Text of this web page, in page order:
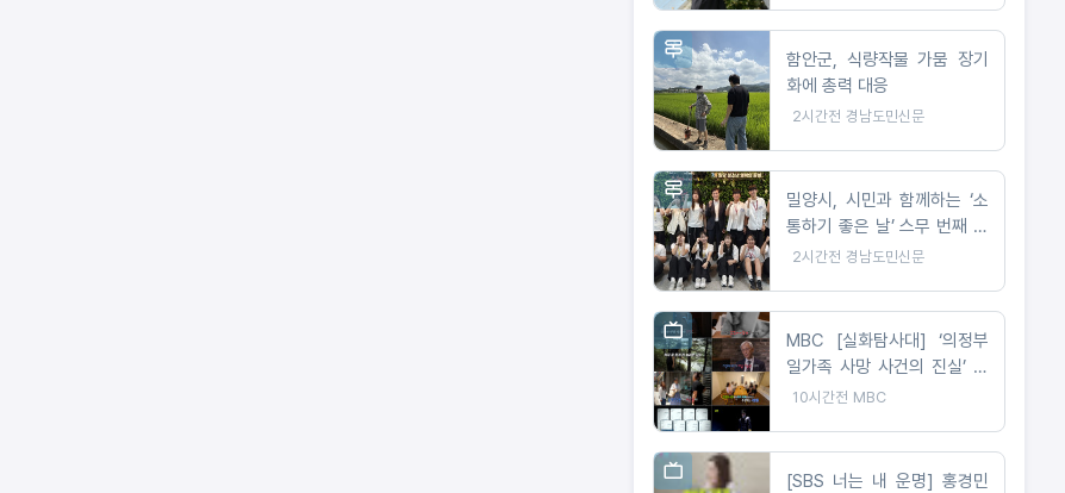
함안군, 식량작물 가뭄 장기
화에 총력 대응
2시간전 경남도민신문
밀양시, 시민과 함께하는 ‘소
통하기 좋은 날’ 스무 번째 만
남
2시간전 경남도민신문
MBC [실화탐사대] ‘의정부
일가족 사망 사건의 진실’ 오
늘(6일) 밤 9시 방송
10시간전 MBC
[SBS 너는 내 운명] 홍경민